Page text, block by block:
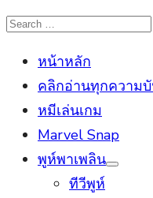
Skip
content
Search
หน้าหลัก
คลิกอ่านทุกความบั
หมีเล่นเกม
Marvel Snap
พูห์พาเพลิน
Show
ทีวีพูห์